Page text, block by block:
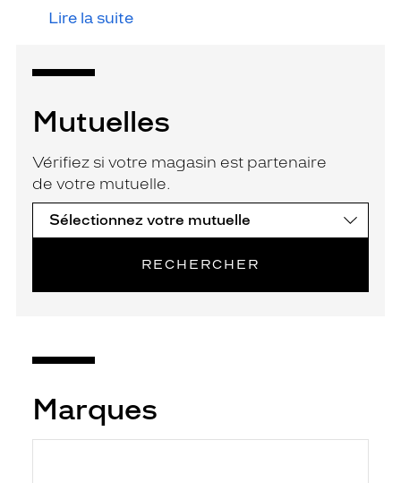
Lire la suite
Mutuelles
Vérifiez si votre magasin est partenaire
de votre mutuelle.
RECHERCHER
Marques